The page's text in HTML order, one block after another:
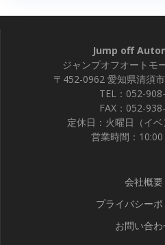
Jump off
ジャンプオフオートモ
〒452-0962 愛知県清須
TEL：052-
FAX：052-
定休日：火曜日（イベ
営業時間：
会社概要
プライバシー
お問い合わ